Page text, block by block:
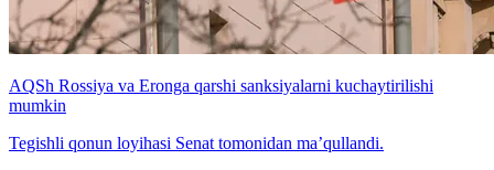
AQSh Rossiya va Eronga qarshi sanksiyalarni kuchaytirilishi
mumkin
Tegishli qonun loyihasi Senat tomonidan ma’qullandi.